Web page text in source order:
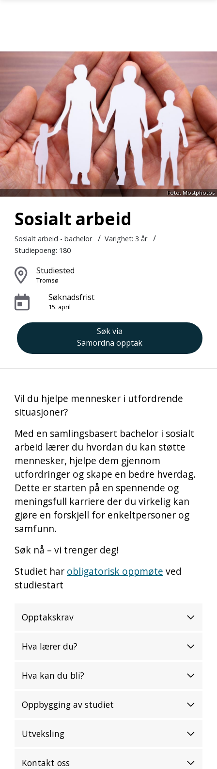
Gå til hovedinnhold
Foto: Mostphotos
Sosialt arbeid
Sosialt arbeid - bachelor / Varighet: 3 år /
Studiepoeng: 180
Studiested
Tromsø
Søknadsfrist
15. april
Søk via
Samordna opptak
Vil du hjelpe mennesker i utfordrende
situasjoner?
Med en samlingsbasert bachelor i sosialt
arbeid lærer du hvordan du kan støtte
mennesker, hjelpe dem gjennom
utfordringer og skape en bedre hverdag.
Dette er starten på en spennende og
meningsfull karriere der du virkelig kan
gjøre en forskjell for enkeltpersoner og
samfunn.
Søk nå – vi trenger deg!
Studiet har obligatorisk oppmøte ved
studiestart
Opptakskrav
Hva lærer du?
Hva kan du bli?
Oppbygging av studiet
Utveksling
Kontakt oss